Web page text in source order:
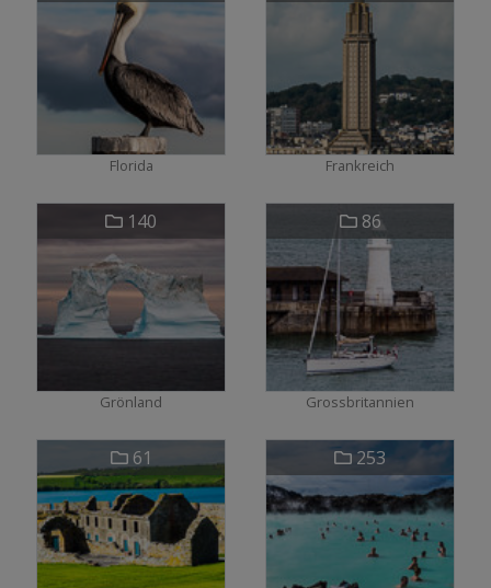
Florida Frankreich
140
Grönland
86
Grossbritannien
61 253